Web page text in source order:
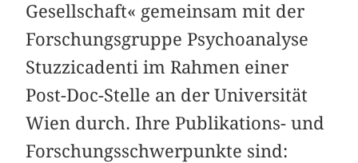
Gesellschaft« gemeinsam mit der
Forschungsgruppe Psychoanalyse
Stuzzicadenti im Rahmen einer
Post-Doc-Stelle an der Universität
Wien durch. Ihre Publikations- und
Forschungsschwerpunkte sind: